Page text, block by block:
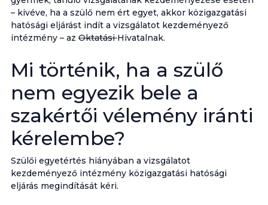
– kivéve, ha a szülő nem ért egyet, akkor közigazgatási
hatósági eljárást indít a vizsgálatot kezdeményező
intézmény – az OktatásiHivatalnak.
Mi történik, ha a szülő
nem egyezik bele a
szakértői vélemény iránti
kérelembe?
Szülői egyetértés hiányában a vizsgálatot
kezdeményező intézmény közigazgatási hatósági
eljárás megindítását kéri.